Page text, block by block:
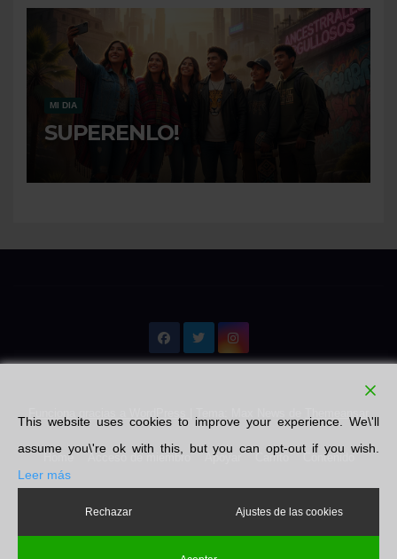
MI DIA
SUPERENLO!
Home Acceso de miembro Apoyar Carrito Contenido
This website uses cookies to improve your experience. We\'ll
assume you\'re ok with this, but you can opt-out if you wish.
Leer más
Rechazar Ajustes de las cookies